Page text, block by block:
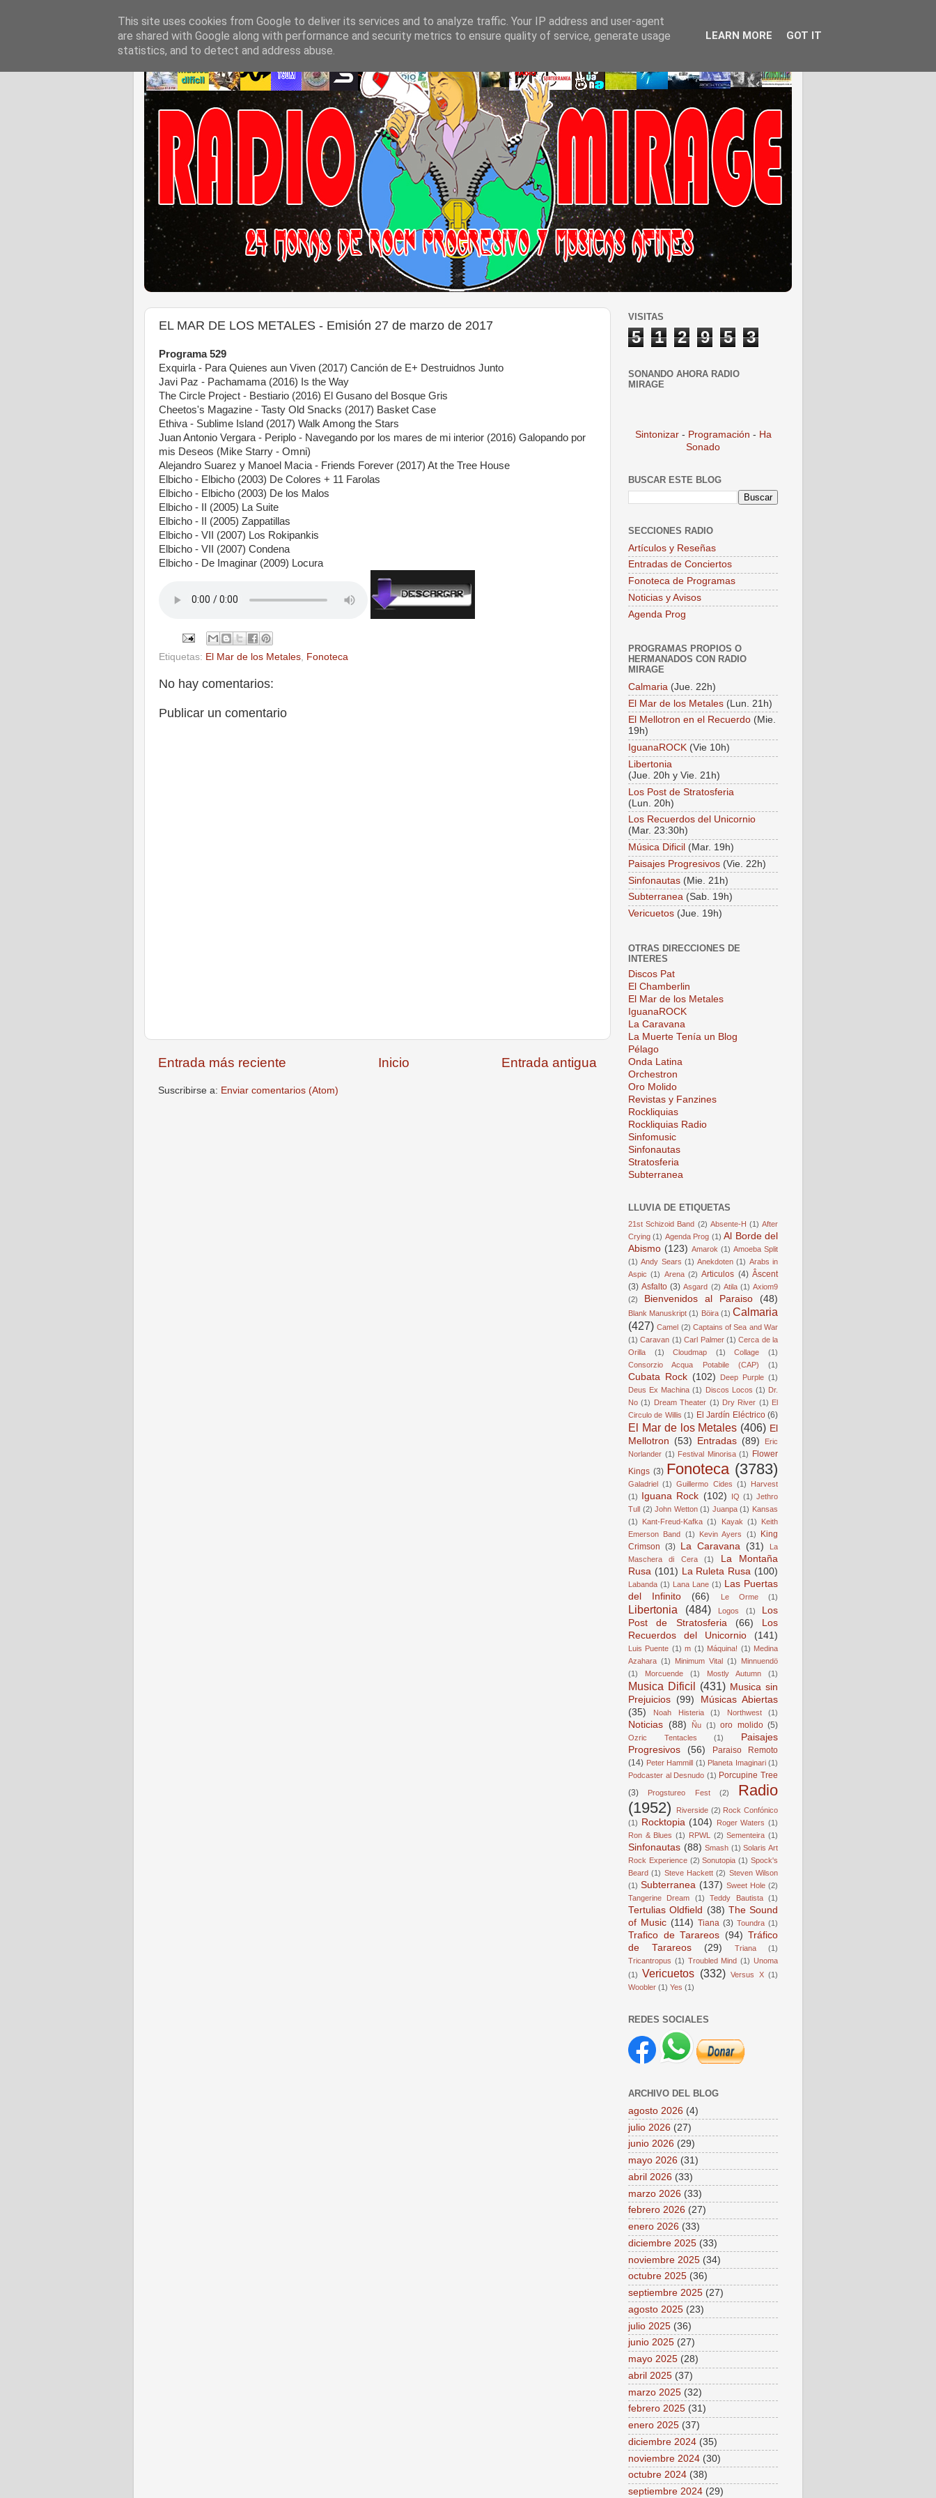
EL MAR DE LOS METALES - Emisión 27 de marzo de 2017
Programa 529
Exquirla - Para Quienes aun Viven (2017) Canción de E+ Destruidnos Junto
Javi Paz - Pachamama (2016) Is the Way
The Circle Project - Bestiario (2016) El Gusano del Bosque Gris
Cheetos's Magazine - Tasty Old Snacks (2017) Basket Case
Ethiva - Sublime Island (2017) Walk Among the Stars
Juan Antonio Vergara - Periplo - Navegando por los mares de mi interior (2016) Galopando por
mis Deseos (Mike Starry - Omni)
Alejandro Suarez y Manoel Macia - Friends Forever (2017) At the Tree House
Elbicho - Elbicho (2003) De Colores + 11 Farolas
Elbicho - Elbicho (2003) De los Malos
Elbicho - II (2005) La Suite
Elbicho - II (2005) Zappatillas
Elbicho - VII (2007) Los Rokipankis
Elbicho - VII (2007) Condena
Elbicho - De Imaginar (2009) Locura
Etiquetas: El Mar de los Metales, Fonoteca
No hay comentarios:
Publicar un comentario
Entrada más reciente Entrada antigua
Inicio
Suscribirse a: Enviar comentarios (Atom)
VISITAS
5 1 2 9 5 3
SONANDO AHORA RADIO
MIRAGE
Sintonizar - Programación - Ha
Sonado
BUSCAR ESTE BLOG
SECCIONES RADIO
Artículos y Reseñas
Entradas de Conciertos
Fonoteca de Programas
Noticias y Avisos
Agenda Prog
PROGRAMAS PROPIOS O
HERMANADOS CON RADIO
MIRAGE
Calmaria (Jue. 22h)
El Mar de los Metales (Lun. 21h)
El Mellotron en el Recuerdo (Mie.
19h)
IguanaROCK (Vie 10h)
Libertonia
(Jue. 20h y Vie. 21h)
Los Post de Stratosferia
(Lun. 20h)
Los Recuerdos del Unicornio
(Mar. 23:30h)
Música Dificil (Mar. 19h)
Paisajes Progresivos (Vie. 22h)
Sinfonautas (Mie. 21h)
Subterranea (Sab. 19h)
Vericuetos (Jue. 19h)
OTRAS DIRECCIONES DE
INTERES
Discos Pat
El Chamberlin
El Mar de los Metales
IguanaROCK
La Caravana
La Muerte Tenía un Blog
Pélago
Onda Latina
Orchestron
Oro Molido
Revistas y Fanzines
Rockliquias
Rockliquias Radio
Sinfomusic
Sinfonautas
Stratosferia
Subterranea
LLUVIA DE ETIQUETAS
21st Schizoid Band (2) Absente-H (1) After
Crying (1) Agenda Prog (1) Al Borde del
Abismo (123) Amarok (1) Amoeba Split
(1) Andy Sears (1) Anekdoten (1) Arabs in
Aspic (1) Arena (2) Articulos (4) Âscent
(3) Asfalto (3) Asgard (2) Atila (1) Axiom9
(2)
Bienvenidos al Paraiso (48)
Blank Manuskript (1) Böira (1) Calmaria
(427) Camel (2) Captains of Sea and War
(1) Caravan (1) Carl Palmer (1) Cerca de la
Orilla
(1) Cloudmap (1) Collage
(1)
Consorzio Acqua Potabile (CAP)
(1)
Cubata Rock (102) Deep Purple (1)
Deus Ex Machina (1) Discos Locos (1) Dr.
No (1) Dream Theater (1) Dry River (1) El
Circulo de Willis (1) El Jardín Eléctrico (6)
El Mar de los Metales (406) El
Mellotron (53) Entradas (89)
Eric
Norlander (1) Festival Minorisa (1) Flower
Kings (3) Fonoteca (3783)
Galadriel (1) Guillermo Cides (1)
Harvest
(1) Iguana Rock (102) IQ (1) Jethro
Tull (2) John Wetton (1) Juanpa (1) Kansas
(1)
Kant-Freud-Kafka (1) Kayak (1)
Keith
Emerson Band (1) Kevin Ayers (1)
King
Crimson (3) La Caravana (31)
La
Maschera di Cera
(1)
La Montaña
Rusa (101) La Ruleta Rusa (100)
Labanda (1) Lana Lane (1) Las Puertas
del Infinito
(66) Le Orme (1)
Libertonia (484) Logos (1)
Los
Post de Stratosferia
(66)
Los
Recuerdos del Unicornio
(141)
Luis Puente (1) m (1) Máquina! (1) Medina
Azahara (1) Minimum Vital (1)
Minnuendö
(1)
Morcuende (1) Mostly Autumn (1)
Musica Dificil (431) Musica sin
Prejuicios (99)
Músicas Abiertas
(35)
Noah Histeria (1) Northwest (1)
Noticias (88) Ñu (1) oro molido (5)
Ozric Tentacles (1)
Paisajes
Progresivos
(56)
Paraiso Remoto
(14) Peter Hammill (1) Planeta Imaginari (1)
Podcaster al Desnudo (1) Porcupine Tree
(3)
Progstureo Fest (2)
Radio
(1952)
Riverside (2) Rock Confónico
(1) Rocktopia (104) Roger Waters (1)
Ron & Blues (1) RPWL (2) Sementeira (1)
Sinfonautas (88) Smash (1) Solaris Art
Rock Experience (2) Sonutopia (1) Spock's
Beard (1) Steve Hackett (2) Steven Wilson
(1) Subterranea (137) Sweet Hole (2)
Tangerine Dream
(1) Teddy Bautista (1)
Tertulias Oldfield (38) The Sound
of Music (114) Tiana (3) Toundra (1)
Trafico de Tarareos (94) Tráfico
de Tarareos
(29) Triana
(1)
Tricantropus (1) Troubled Mind (1) Unoma
(1)
Vericuetos (332) Versus X (1)
Woobler (1) Yes (1)
REDES SOCIALES
ARCHIVO DEL BLOG
agosto 2026 (4)
julio 2026 (27)
junio 2026 (29)
mayo 2026 (31)
abril 2026 (33)
marzo 2026 (33)
febrero 2026 (27)
enero 2026 (33)
diciembre 2025 (33)
noviembre 2025 (34)
octubre 2025 (36)
septiembre 2025 (27)
agosto 2025 (23)
julio 2025 (36)
junio 2025 (27)
mayo 2025 (28)
abril 2025 (37)
marzo 2025 (32)
febrero 2025 (31)
enero 2025 (37)
diciembre 2024 (35)
noviembre 2024 (30)
octubre 2024 (38)
septiembre 2024 (29)
This site uses cookies from Google to deliver its services and to analyze traffic. Your IP address and user-agent
are shared with Google along with performance and security metrics to ensure quality of service, generate usage
statistics, and to detect and address abuse.
LEARN MORE GOT IT